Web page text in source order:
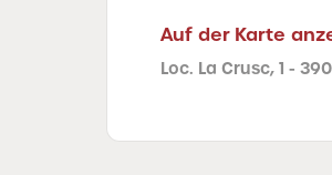
Auf der Karte
Loc. La Crusc, 1 -